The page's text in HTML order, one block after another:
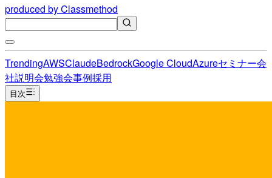
produced by Classmethod
TrendingAWSClaudeBedrockGoogle CloudAzureセミナー会
社説明会勉強会事例採用
目次